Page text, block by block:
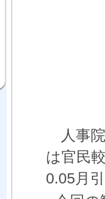
人事院
は官民
0.05 月